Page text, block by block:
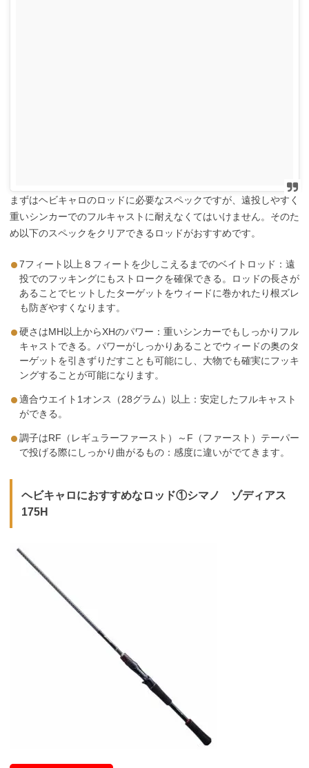
まずはヘビキャロのロッドに必要なスペックですが、遠投しやすく
重いシンカーでのフルキャストに耐えなくてはいけません。そのた
め以下のスペックをクリアできるロッドがおすすめです。
7フィート以上８フィートを少しこえるまでのベイトロッド：遠
投でのフッキングにもストロークを確保できる。ロッドの長さが
あることでヒットしたターゲットをウィードに巻かれたり根ズレ
も防ぎやすくなります。
硬さはMH以上からXHのパワー：重いシンカーでもしっかりフル
キャストできる。パワーがしっかりあることでウィードの奥のタ
ーゲットを引きずりだすことも可能にし、大物でも確実にフッキ
ングすることが可能になります。
適合ウエイト1オンス（28グラム）以上：安定したフルキャスト
ができる。
調子はRF（レギュラーファースト）～F（ファースト）テーパー
で投げる際にしっかり曲がるもの：感度に違いがでてきます。
ヘビキャロにおすすめなロッド①シマノ ゾディアス
175H